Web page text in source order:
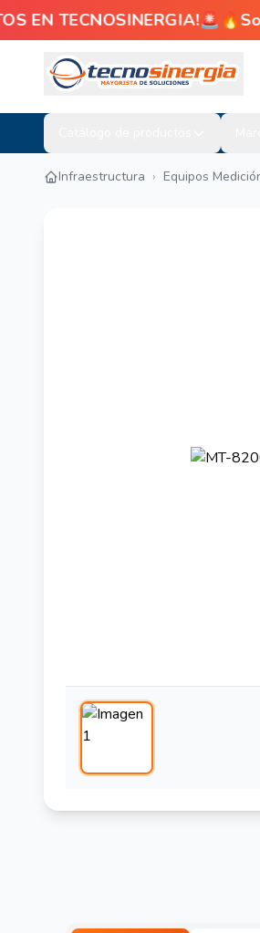
EN
Infraestructura › Equipos